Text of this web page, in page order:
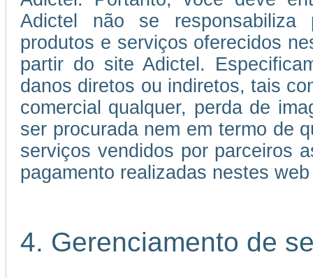
Adictel não se responsabiliza
produtos e serviços oferecidos
partir do site Adictel.
danos diretos ou indiretos, tais
comercial qualquer, perda de
ser procurada nem em termo de
serviços vendidos por parceiros
pagamento realizadas nestes
4. Gerenciamento de